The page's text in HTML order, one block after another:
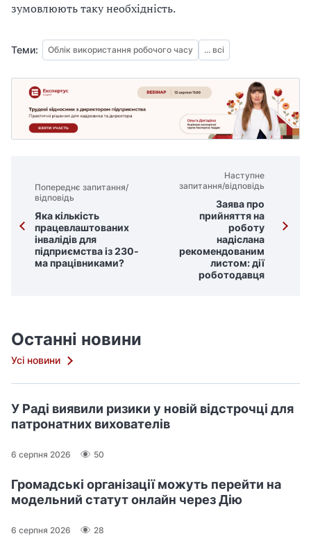
зумовлюють таку необхідність.
Теми: Облік використання робочого часу ... всі
Попереднє запитання/
відповідь
Яка кількість
працевлаштованих
інвалідів для
підприємства із 230-
ма працівниками?
Наступне
запитання/відповідь
Заява про
прийняття на
роботу
надіслана
рекомендованим
листом: дії
роботодавця
Останні новини
Усі новини
У Раді виявили ризики у новій відстрочці для
патронатних вихователів
6 серпня 2026 50
Громадські організації можуть перейти на
модельний статут онлайн через Дію
6 серпня 2026 28